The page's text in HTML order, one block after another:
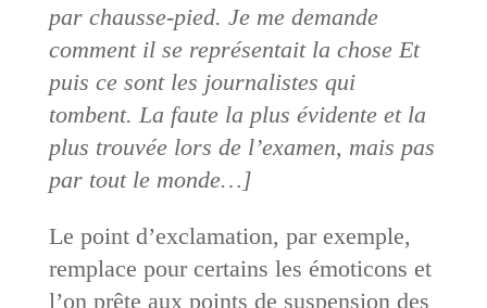
par chausse-pied. Je me demande
comment il se représentait la chose Et
puis ce sont les journalistes qui
tombent. La faute la plus évidente et la
plus trouvée lors de l’examen, mais pas
par tout le monde…]
Le point d’exclamation, par exemple,
remplace pour certains les émoticons et
l’on prête aux points de suspension des